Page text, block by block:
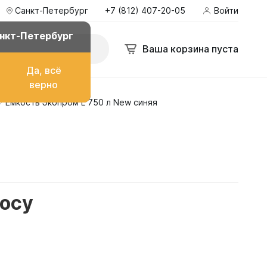
Санкт-Петербург
Петербург
Да, всё
верно
+7 (812) 407-20-05 Войти
Ваша корзина пуста
топлива
Емкость Экопром L 750 л New синяя